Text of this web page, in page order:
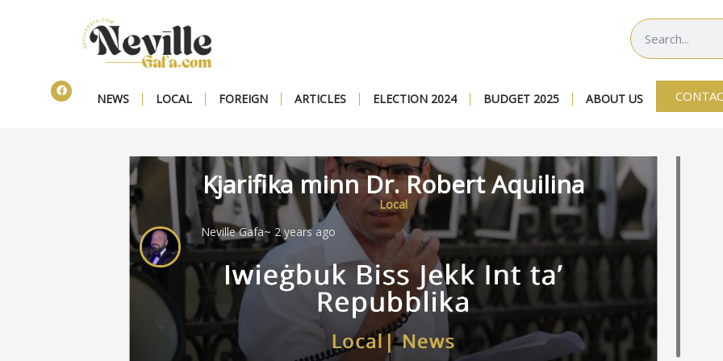
NEWS LOCAL FOREIGN ARTICLES ELECTION 2024 BUDGET 2025 ABOUT US
Kjarifika minn Dr. Robert Aquilina
Local
Neville Gafa~ 2 years ago